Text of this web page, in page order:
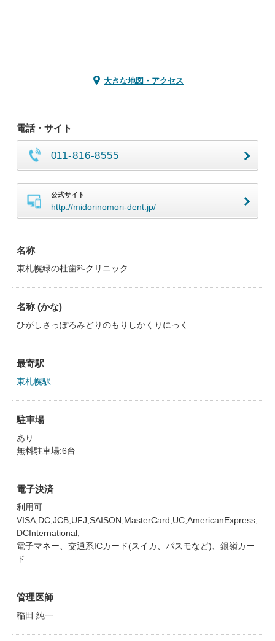
大きな地図・アクセス
電話・サイト
011-816-8555
公式サイト
http://midorinomori-dent.jp/
名称
東札幌緑の杜歯科クリニック
名称 (かな)
ひがしさっぽろみどりのもりしかくりにっく
最寄駅
東札幌駅
駐車場
あり
無料駐車場:6台
電子決済
利用可
VISA,DC,JCB,UFJ,SAISON,MasterCard,UC,AmericanExpress,
DCInternational,
電子マネー、交通系ICカード(スイカ、パスモなど)、銀嶺カー
ド
管理医師
稲田 純一